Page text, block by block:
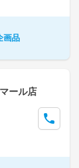
画品
ール店